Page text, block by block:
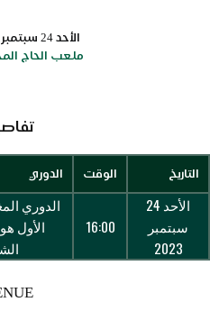
الأحد 24 سبتمبر 2023 | 16:00
ملعب الحاج
التاريخ الوقت الدوري
الأحد 24
سبتمبر
2023
16:00
الدوري
الأول